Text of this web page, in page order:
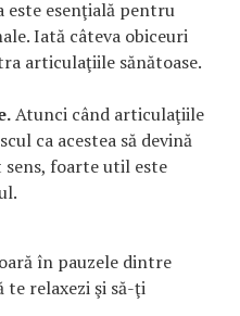
este esenţială pentru
Iată câteva obiceuri
articulaţiile sănătoase.
Atunci când articulaţiile
ca acestea să devină
sens, foarte util este
în pauzele dintre
te relaxezi şi să-ţi